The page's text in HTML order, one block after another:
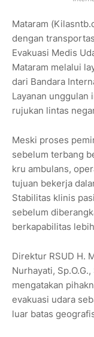
Mataram
dengan
Evakuasi Medis
Mataram melalui
dari Bandara
Layanan unggulan
rujukan lintas
Meski proses
sebelum terbang
kru ambulans,
tujuan bekerja
Stabilitas klinis
sebelum
berkapabilitas
Direktur RSUD H.
Nurhayati,
mengatakan
evakuasi udara
luar batas